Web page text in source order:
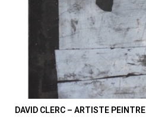
DAVID CLERC – ARTISTE PEINTRE